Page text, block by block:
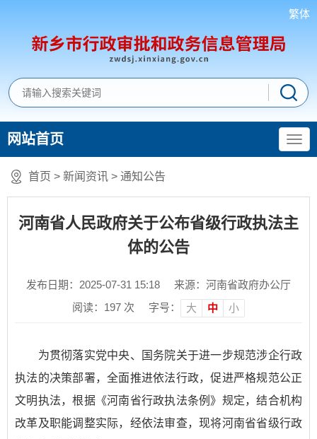
繁体
网站首页
首页 > 新闻资讯 > 通知公告
河南省人民政府关于公布省级行政执法主
体的公告
发布日期：2025-07-31 15:18
来源：河南省政府办公厅
阅读： 197 次 字号： 大 中 小
为贯彻落实党中央、国务院关于进一步规范涉企行政
执法的决策部署，全面推进依法行政，促进严格规范公正
文明执法，根据《河南省行政执法条例》规定，结合机构
改革及职能调整实际，经依法审查，现将河南省省级行政